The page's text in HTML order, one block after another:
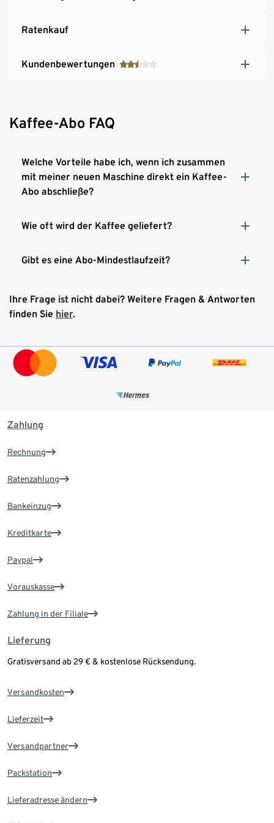
Flexibles Kaffee‑Abo nach Ihrem Bedarf:
versandkostenfrei zu Ihnen geliefert. Menge, Sorte
Ratenkauf
Kundenbewertungen
Kaffee-Abo FAQ
Welche Vorteile habe ich, wenn ich zusammen
mit meiner neuen Maschine direkt ein Kaffee-
Abo abschließe?
Wie oft wird der Kaffee geliefert?
Gibt es eine Abo-Mindestlaufzeit?
Ihre Frage ist nicht dabei? Weitere Fragen & Antworten
finden Sie hier.
Zahlung
Rechnung
Ratenzahlung
Bankeinzug
Kreditkarte
Paypal
Vorauskasse
Zahlung in der Filiale
Lieferung
Gratisversand ab 29 € & kostenlose Rücksendung.
Versandkosten
Lieferzeit
Versandpartner
Packstation
Lieferadresse ändern